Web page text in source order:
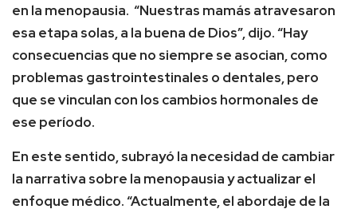
en la menopausia. “Nuestras mamás atravesaron
esa etapa solas, a la buena de Dios”, dijo. “Hay
consecuencias que no siempre se asocian, como
problemas gastrointestinales o dentales, pero
que se vinculan con los cambios hormonales de
ese período.
En este sentido, subrayó la necesidad de cambiar
la narrativa sobre la menopausia y actualizar el
enfoque médico. “Actualmente, el abordaje de la